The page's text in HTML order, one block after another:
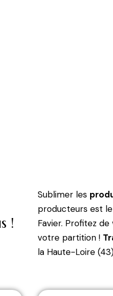
!
Sublimer les
producteurs est
Favier. Profitez
votre partition !
la Haute-Loire